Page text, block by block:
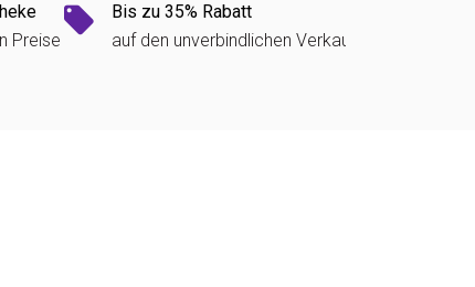
Preise
Bis zu 35% Rabatt
auf den unverbindlichen Verkaufspreis